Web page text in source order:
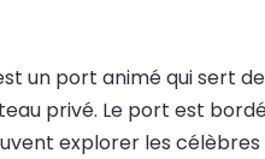
un port animé qui sert
privé. Le port est
explorer les